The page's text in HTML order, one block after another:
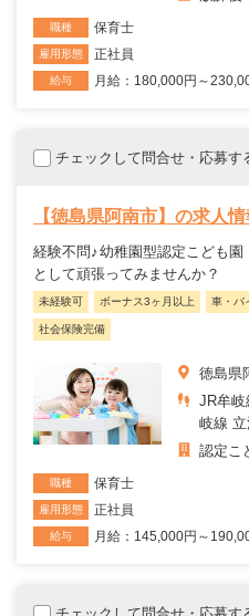
職種 保育士
雇用形態 正社員
給与 月給：180,000円～
チェックして問合せ・応募す
【徳島県阿南市】の求人情
経験不問♪幼稚園型認定こども
として頑張ってみませんか？
未経験可 ボーナス3ヶ月以上 車・バ
社会保険完備
徳島県
JR牟
岐線 立
認定こ
職種 保育士
雇用形態 正社員
給与 月給：145,000円～